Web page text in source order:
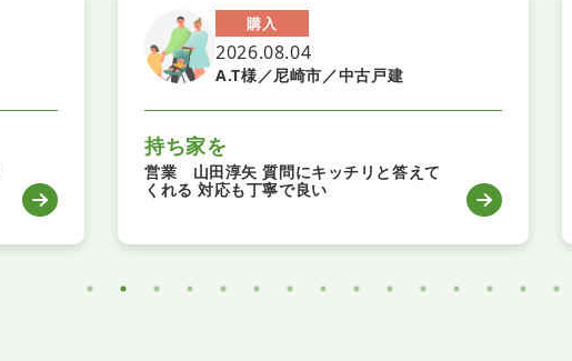
購入
2026.08.04
A.T様／尼崎市／中古戸建
持ち家を
営業 山田淳矢 質問にキッチリと答えて
くれる 対応も丁寧で良い